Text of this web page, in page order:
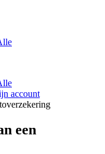
account
een